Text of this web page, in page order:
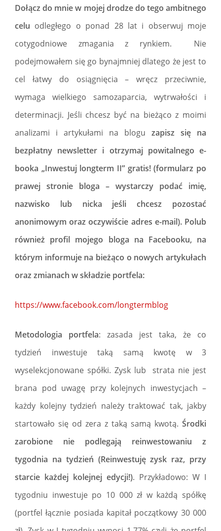
Dołącz do mnie w mojej drodze do tego ambitnego
celu odległego o ponad 28 lat i obserwuj moje
cotygodniowe zmagania z rynkiem. Nie
podejmowałem się go bynajmniej dlatego że jest to
cel łatwy do osiągnięcia – wręcz przeciwnie,
wymaga wielkiego samozaparcia, wytrwałości i
determinacji. Jeśli chcesz być na bieżąco z moimi
analizami i artykułami na blogu zapisz się na
bezpłatny newsletter i otrzymaj powitalnego e-
booka „Inwestuj longterm II” gratis! (formularz po
prawej stronie bloga – wystarczy podać imię,
nazwisko lub nicka jeśli chcesz pozostać
anonimowym oraz oczywiście adres e-mail). Polub
również profil mojego bloga na Facebooku, na
którym informuje na bieżąco o nowych artykułach
oraz zmianach w składzie portfela:
https://www.facebook.com/longtermblog
Metodologia portfela: zasada jest taka, że co
tydzień inwestuje taką samą kwotę w 3
wyselekcjonowane spółki. Zysk lub strata nie jest
brana pod uwagę przy kolejnych inwestycjach –
każdy kolejny tydzień należy traktować tak, jakby
startowało się od zera z taką samą kwotą. Środki
zarobione nie podlegają reinwestowaniu z
tygodnia na tydzień (Reinwestuję zysk raz, przy
starcie każdej kolejnej edycji!). Przykładowo: W I
tygodniu inwestuje po 10 000 zł w każdą spółkę
(portfel łącznie posiada kapitał początkowy 30 000